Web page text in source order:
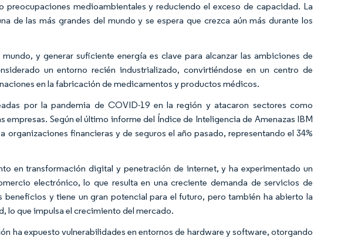
medioambientales y reduciendo el exceso de capacidad. La
de las más grandes del mundo y se espera que crezca aún más durante los
y generar suficiente energía es clave para alcanzar las ambiciones de
un entorno recién industrializado, convirtiéndose en un centro de
en la fabricación de medicamentos y productos médicos.
por la pandemia de COVID-19 en la región y atacaron sectores como
Según el último informe del Índice de Inteligencia de Amenazas IBM
organizaciones financieras y de seguros el año pasado, representando el 34%
en transformación digital y penetración de internet, y ha experimentado un
electrónico, lo que resulta en una creciente demanda de servicios de
y tiene un gran potencial para el futuro, pero también ha abierto la
lo que impulsa el crecimiento del mercado.
ha expuesto vulnerabilidades en entornos de hardware y software, otorgando